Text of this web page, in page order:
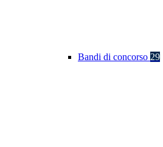
Bandi di concorso 29